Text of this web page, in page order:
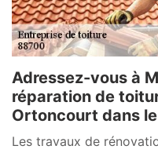
Adressez-vous à
réparation de
Ortoncourt dans
Les travaux de